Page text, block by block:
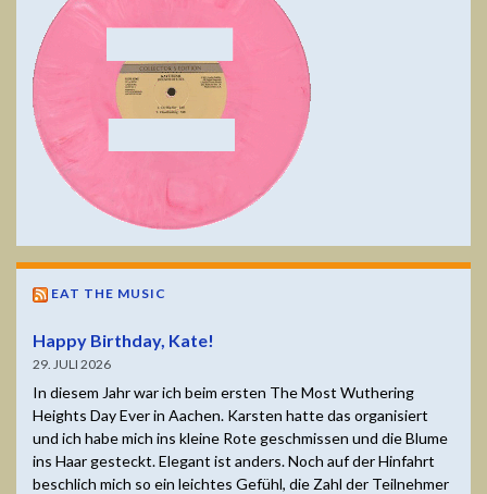
EAT THE MUSIC
Happy Birthday, Kate!
29. JULI 2026
In diesem Jahr war ich beim ersten The Most Wuthering
Heights Day Ever in Aachen. Karsten hatte das organisiert
und ich habe mich ins kleine Rote geschmissen und die Blume
ins Haar gesteckt. Elegant ist anders. Noch auf der Hinfahrt
beschlich mich so ein leichtes Gefühl, die Zahl der Teilnehmer